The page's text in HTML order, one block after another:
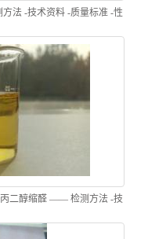
法 -技术资料 -质量标准 -性
鼎信通李杰
丙二醇缩醛 —— 检测方法 -技
间体试剂 -鼎信通李杰